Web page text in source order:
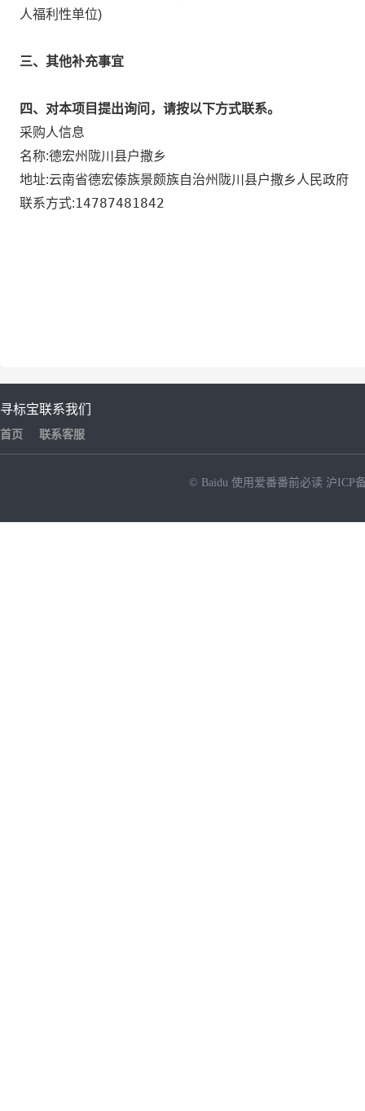
人福利性单位)
三、其他补充事宜
四、对本项目提出询问，请按以下方式联系。
采购人信息
名称:德宏州陇川县户撒乡
地址:云南省德宏傣族景颇族自治州陇川县户撒乡人民政府
联系方式:14787481842
寻标宝
首页
联系我们
联系客服
© Baidu 使用爱番番前必读 沪ICP